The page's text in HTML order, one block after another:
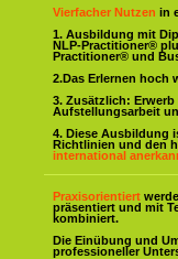
Vierfacher Nutzen in
1. Ausbildung mit
NLP-Practitioner®
Practitioner® und
2.Das Erlernen hoch
3. Zusätzlich:
Aufstellungsarbeit
4. Diese Ausbildung
Richtlinien und den
international
Praxisorientiert
präsentiert und mit
kombiniert.
Die Einübung und
professioneller